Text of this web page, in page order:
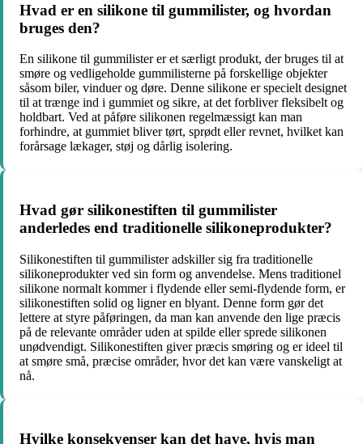
Hvad er en silikone til gummilister, og hvordan
bruges den?
En silikone til gummilister er et særligt produkt, der bruges til at
smøre og vedligeholde gummilisterne på forskellige objekter
såsom biler, vinduer og døre. Denne silikone er specielt designet
til at trænge ind i gummiet og sikre, at det forbliver fleksibelt og
holdbart. Ved at påføre silikonen regelmæssigt kan man
forhindre, at gummiet bliver tørt, sprødt eller revnet, hvilket kan
forårsage lækager, støj og dårlig isolering.
Hvad gør silikonestiften til gummilister
anderledes end traditionelle silikoneprodukter?
Silikonestiften til gummilister adskiller sig fra traditionelle
silikoneprodukter ved sin form og anvendelse. Mens traditionel
silikone normalt kommer i flydende eller semi-flydende form, er
silikonestiften solid og ligner en blyant. Denne form gør det
lettere at styre påføringen, da man kan anvende den lige præcis
på de relevante områder uden at spilde eller sprede silikonen
unødvendigt. Silikonestiften giver præcis smøring og er ideel til
at smøre små, præcise områder, hvor det kan være vanskeligt at
nå.
Hvilke konsekvenser kan det have, hvis man